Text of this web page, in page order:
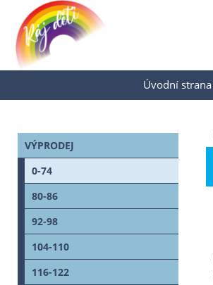
Úvodní strana
VÝPRODEJ
0-74
80-86
92-98
104-110
116-122